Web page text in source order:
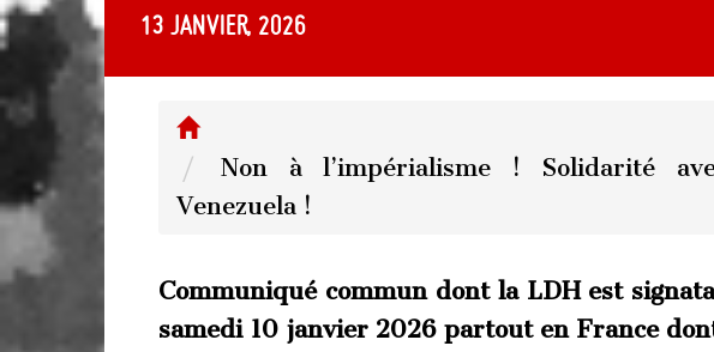
13 janvier, 2026
Non à l’impérialisme ! Solidarité
Venezuela !
Communiqué commun dont la LDH est
samedi 10 janvier 2026 partout en France